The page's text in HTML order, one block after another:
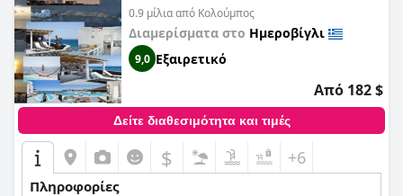
0.9 μίλια από Κολούμπος
Διαμερίσματα στο Ημεροβίγλι
9,0 Εξαιρετικό
Από 182 $
Δείτε διαθεσιμότητα και τιμές
$ +6
Πληροφορίες